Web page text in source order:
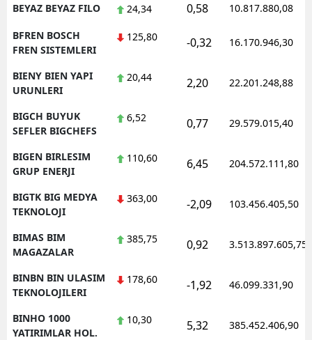
BEYAZ BEYAZ FILO 24,34 0,58 10.817.880,08
BFREN BOSCH
FREN SISTEMLERI
125,80 -0,32 16.170.946,30
BIENY BIEN YAPI
URUNLERI
20,44 2,20 22.201.248,88
BIGCH BUYUK
SEFLER BIGCHEFS
6,52 0,77 29.579.015,40
BIGEN BIRLESIM
GRUP ENERJI
110,60 6,45 204.572.111,80
BIGTK BIG MEDYA
TEKNOLOJI
363,00 -2,09 103.456.405,50
BIMAS BIM
MAGAZALAR
385,75 0,92 3.513.897.605,75
BINBN BIN ULASIM
TEKNOLOJILERI
178,60 -1,92 46.099.331,90
BINHO 1000
YATIRIMLAR HOL.
10,30 5,32 385.452.406,90